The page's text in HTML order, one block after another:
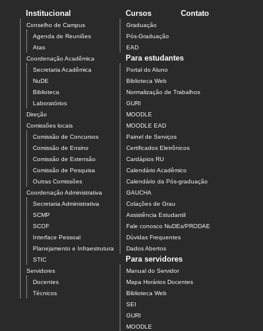
Institucional
Conselho de Campus
Agenda de Reuniões
Atas
Coordenação Acadêmica
Secretaria Acadêmica
NuDE
Biblioteca
Laboratórios
Direção
Comissões locais
Comissão de Concursos
Comissão de Ensino
Comissão de Extensão
Comissão de Pesquisa
Outras Comissões
Coordenação Administrativa
Secretaria Administrativa
SCMP
SCOF
Interface Pessoal
Planejamento e Infraestrutura
STIC
Servidores
Docentes
Técnicos
Cursos
Graduação
Pós-Graduação
EAD
Contato
Para estudantes
Portal do Aluno
Biblioteca Web
Normalização de Trabalhos
GURI
MOODLE
MOODLE EAD
Painel de Serviços
Certificados Eletrônicos
Cardápios RU
Calendário Acadêmico
Calendário da Pós-graduação
GAUCHA
Colações de Grau
Assistência Estudantil
Fale conosco NuDEs/PRODAE
Dúvidas Frequentes
Dados Abertos
Para servidores
Manual do Servidor
Mapa Horários Docentes
Biblioteca Web
SEI
GURI
MOODLE